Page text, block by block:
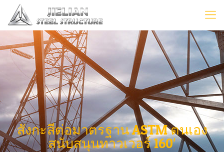
สังกะสีต่อมาตรฐาน ASTM ตนเอง
สนับสนุนทาวเวอร์ 160′